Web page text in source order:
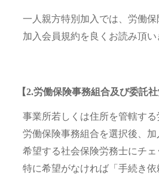
一人親方特別加入では、労働
加入会員規約を良くお読み頂
【2.労働保険事務組合及び委託社
事業所若しくは住所を管轄す
労働保険事務組合を選択後、
希望する社会保険労務士にチ
特に希望がなければ「手続き